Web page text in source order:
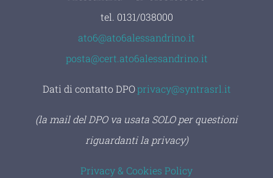
tel. 0131/038000
ato6@ato6alessandrino.it
posta@cert.ato6alessandrino.it
Dati di contatto DPO:privacy@syntrasrl.it
(la mail del DPO va usata SOLO per questioni
riguardanti la privacy)
Privacy & Cookies Policy